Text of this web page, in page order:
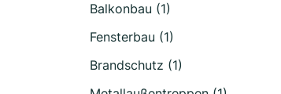
Balkonbau (1)
Fensterbau (1)
Brandschutz (1)